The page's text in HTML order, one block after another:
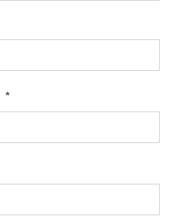
*